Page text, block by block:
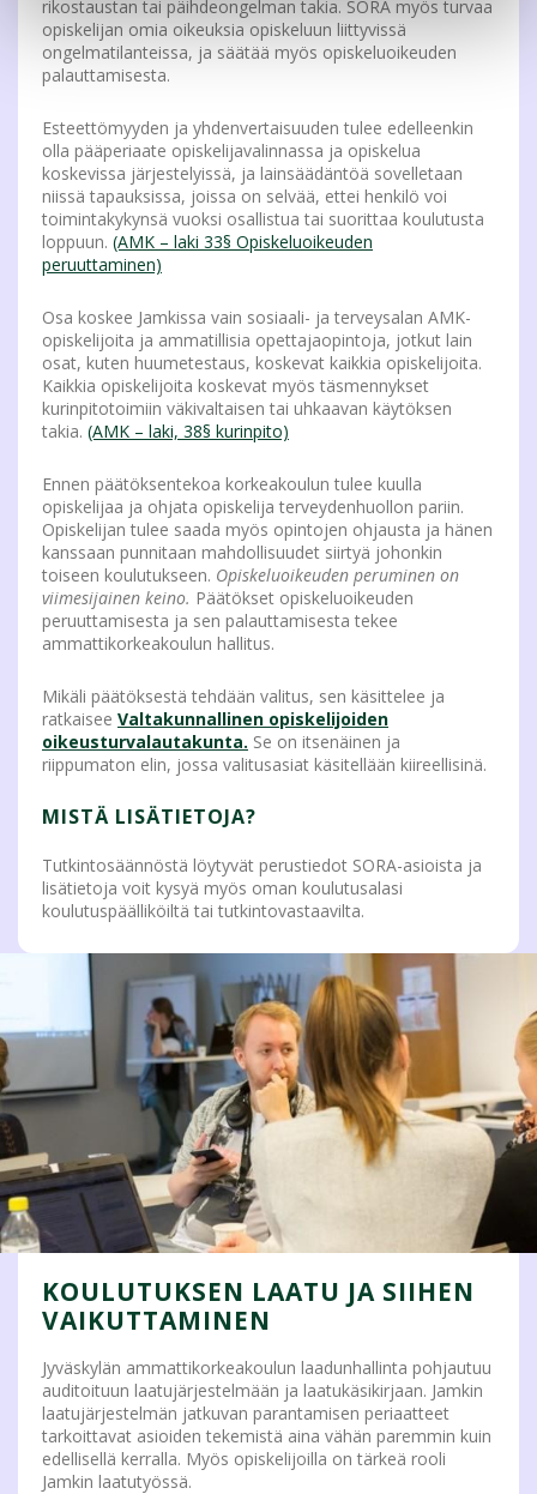
rikostaustan tai päihdeongelman takia. SORA myös turvaa
opiskelijan omia oikeuksia opiskeluun liittyvissä
ongelmatilanteissa, ja säätää myös opiskeluoikeuden
palauttamisesta.
Esteettömyyden ja yhdenvertaisuuden tulee edelleenkin
olla pääperiaate opiskelijavalinnassa ja opiskelua
koskevissa järjestelyissä, ja lainsäädäntöä sovelletaan
niissä tapauksissa, joissa on selvää, ettei henkilö voi
toimintakykynsä vuoksi osallistua tai suorittaa koulutusta
loppuun. (AMK – laki 33§ Opiskeluoikeuden
peruuttaminen)
Osa koskee Jamkissa vain sosiaali- ja terveysalan AMK-
opiskelijoita ja ammatillisia opettajaopintoja, jotkut lain
osat, kuten huumetestaus, koskevat kaikkia opiskelijoita.
Kaikkia opiskelijoita koskevat myös täsmennykset
kurinpitotoimiin väkivaltaisen tai uhkaavan käytöksen
takia. (AMK – laki, 38§ kurinpito)
Ennen päätöksentekoa korkeakoulun tulee kuulla
opiskelijaa ja ohjata opiskelija terveydenhuollon pariin.
Opiskelijan tulee saada myös opintojen ohjausta ja hänen
kanssaan punnitaan mahdollisuudet siirtyä johonkin
toiseen koulutukseen. Opiskeluoikeuden peruminen on
viimesijainen keino. Päätökset opiskeluoikeuden
peruuttamisesta ja sen palauttamisesta tekee
ammattikorkeakoulun hallitus.
Mikäli päätöksestä tehdään valitus, sen käsittelee ja
ratkaisee Valtakunnallinen opiskelijoiden
oikeusturvalautakunta. Se on itsenäinen ja
riippumaton elin, jossa valitusasiat käsitellään kiireellisinä.
MISTÄ LISÄTIETOJA?
Tutkintosäännöstä löytyvät perustiedot SORA-asioista ja
lisätietoja voit kysyä myös oman koulutusalasi
koulutuspäälliköiltä tai tutkintovastaavilta.
KOULUTUKSEN LAATU JA SIIHEN
VAIKUTTAMINEN
Jyväskylän ammattikorkeakoulun laadunhallinta pohjautuu
auditoituun laatujärjestelmään ja laatukäsikirjaan. Jamkin
laatujärjestelmän jatkuvan parantamisen periaatteet
tarkoittavat asioiden tekemistä aina vähän paremmin kuin
edellisellä kerralla. Myös opiskelijoilla on tärkeä rooli
Jamkin laatutyössä.